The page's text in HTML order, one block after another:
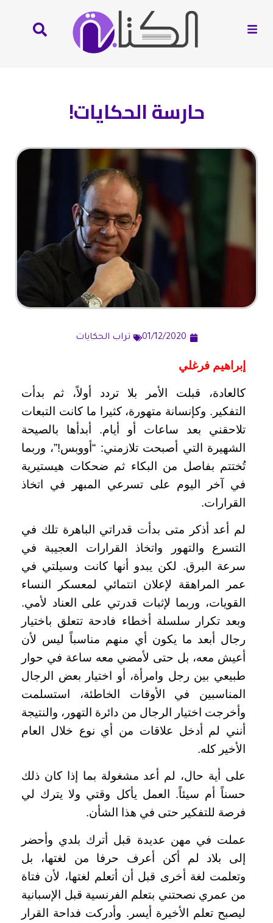
حارسة الحكايات!
01/12/2020 تراب الحكايات
إبراهيم فرغلي
كالعادة، قبلت الأمر بلا تردد أولاً، ثم بدأت
التفكير. وكإنسانة متهورة، كثيرا ما كانت التبعات
تلاحقني بعد ساعات أو أيام. أبدأها بالصيحة
الشهيرة التي أصبحت تلازمني: “أووبس!”، وربما
تُختتم بفاصل من البكاء ثم ضحكات هيستيرية
في آخر اليوم على تسرعي المبهر في اتخاذ
القرارات.
لم أعد أذكر متى بدأت قدراتي الباهرة تلك في
التسرع والتهور واتخاذ القرارات العجيبة في
سرعة البرق. لكن يبدو أنها كانت وسيلتي في
عمر المراهقة لإعلان انتمائي لمعسكر النساء
القويات، وربما لإثبات قدرتي على العناد لأمي.
وبعد تكرار سلسلة أخطاء فادحة تتعلق باختيار
رجال أبعد ما يكون أي منهم مناسباً ليس لأن
أعيش معه، بل حتى لأمضي معه ساعة في حوار
طبيعي بين رجل وامرأة، أو اختيار بعض الرجال
المناسبين في الأوقات الخاطئة، استسلمت
وأخرجت اختيار الرجال من دائرة التهور، والنتيجة
أنني لم أدخل علاقات من أي نوع خلال العام
الأخير كله.
على أية حال، لم أعد مشغولة بما إذا كان ذلك
حسناً أم سيئاً. العمل يأكل وقتي ولا يترك لي
فرصة للتفكير حتى في هذا الشأن.
عملت في مهن عديدة قبل أترك بلدي وأحضر
إلى بلاد لم أكن أعرف حرفا من لغتها، بل
وتعلمت لغة أخرى قبل أن أتعلم لغتها، لأن فتاة
من عمري نصحتني بتعلم الفرنسية قبل الإسبانية
ليصبح تعلم الأخيرة أيسر. وأدركت فداحة القرار